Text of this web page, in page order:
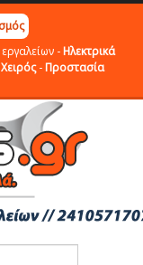
-Ηλεκτρικά
-Προστασία